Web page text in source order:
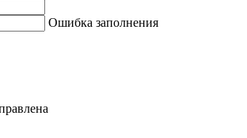
Ошибка заполнения